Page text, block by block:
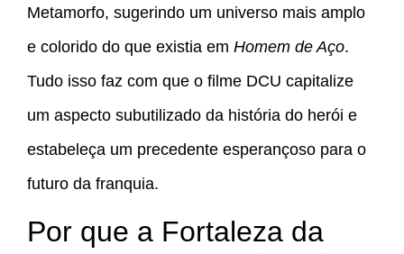
Metamorfo, sugerindo um universo mais amplo
e colorido do que existia em Homem de Aço.
Tudo isso faz com que o filme DCU capitalize
um aspecto subutilizado da história do herói e
estabeleça um precedente esperançoso para o
futuro da franquia.
Por que a Fortaleza da